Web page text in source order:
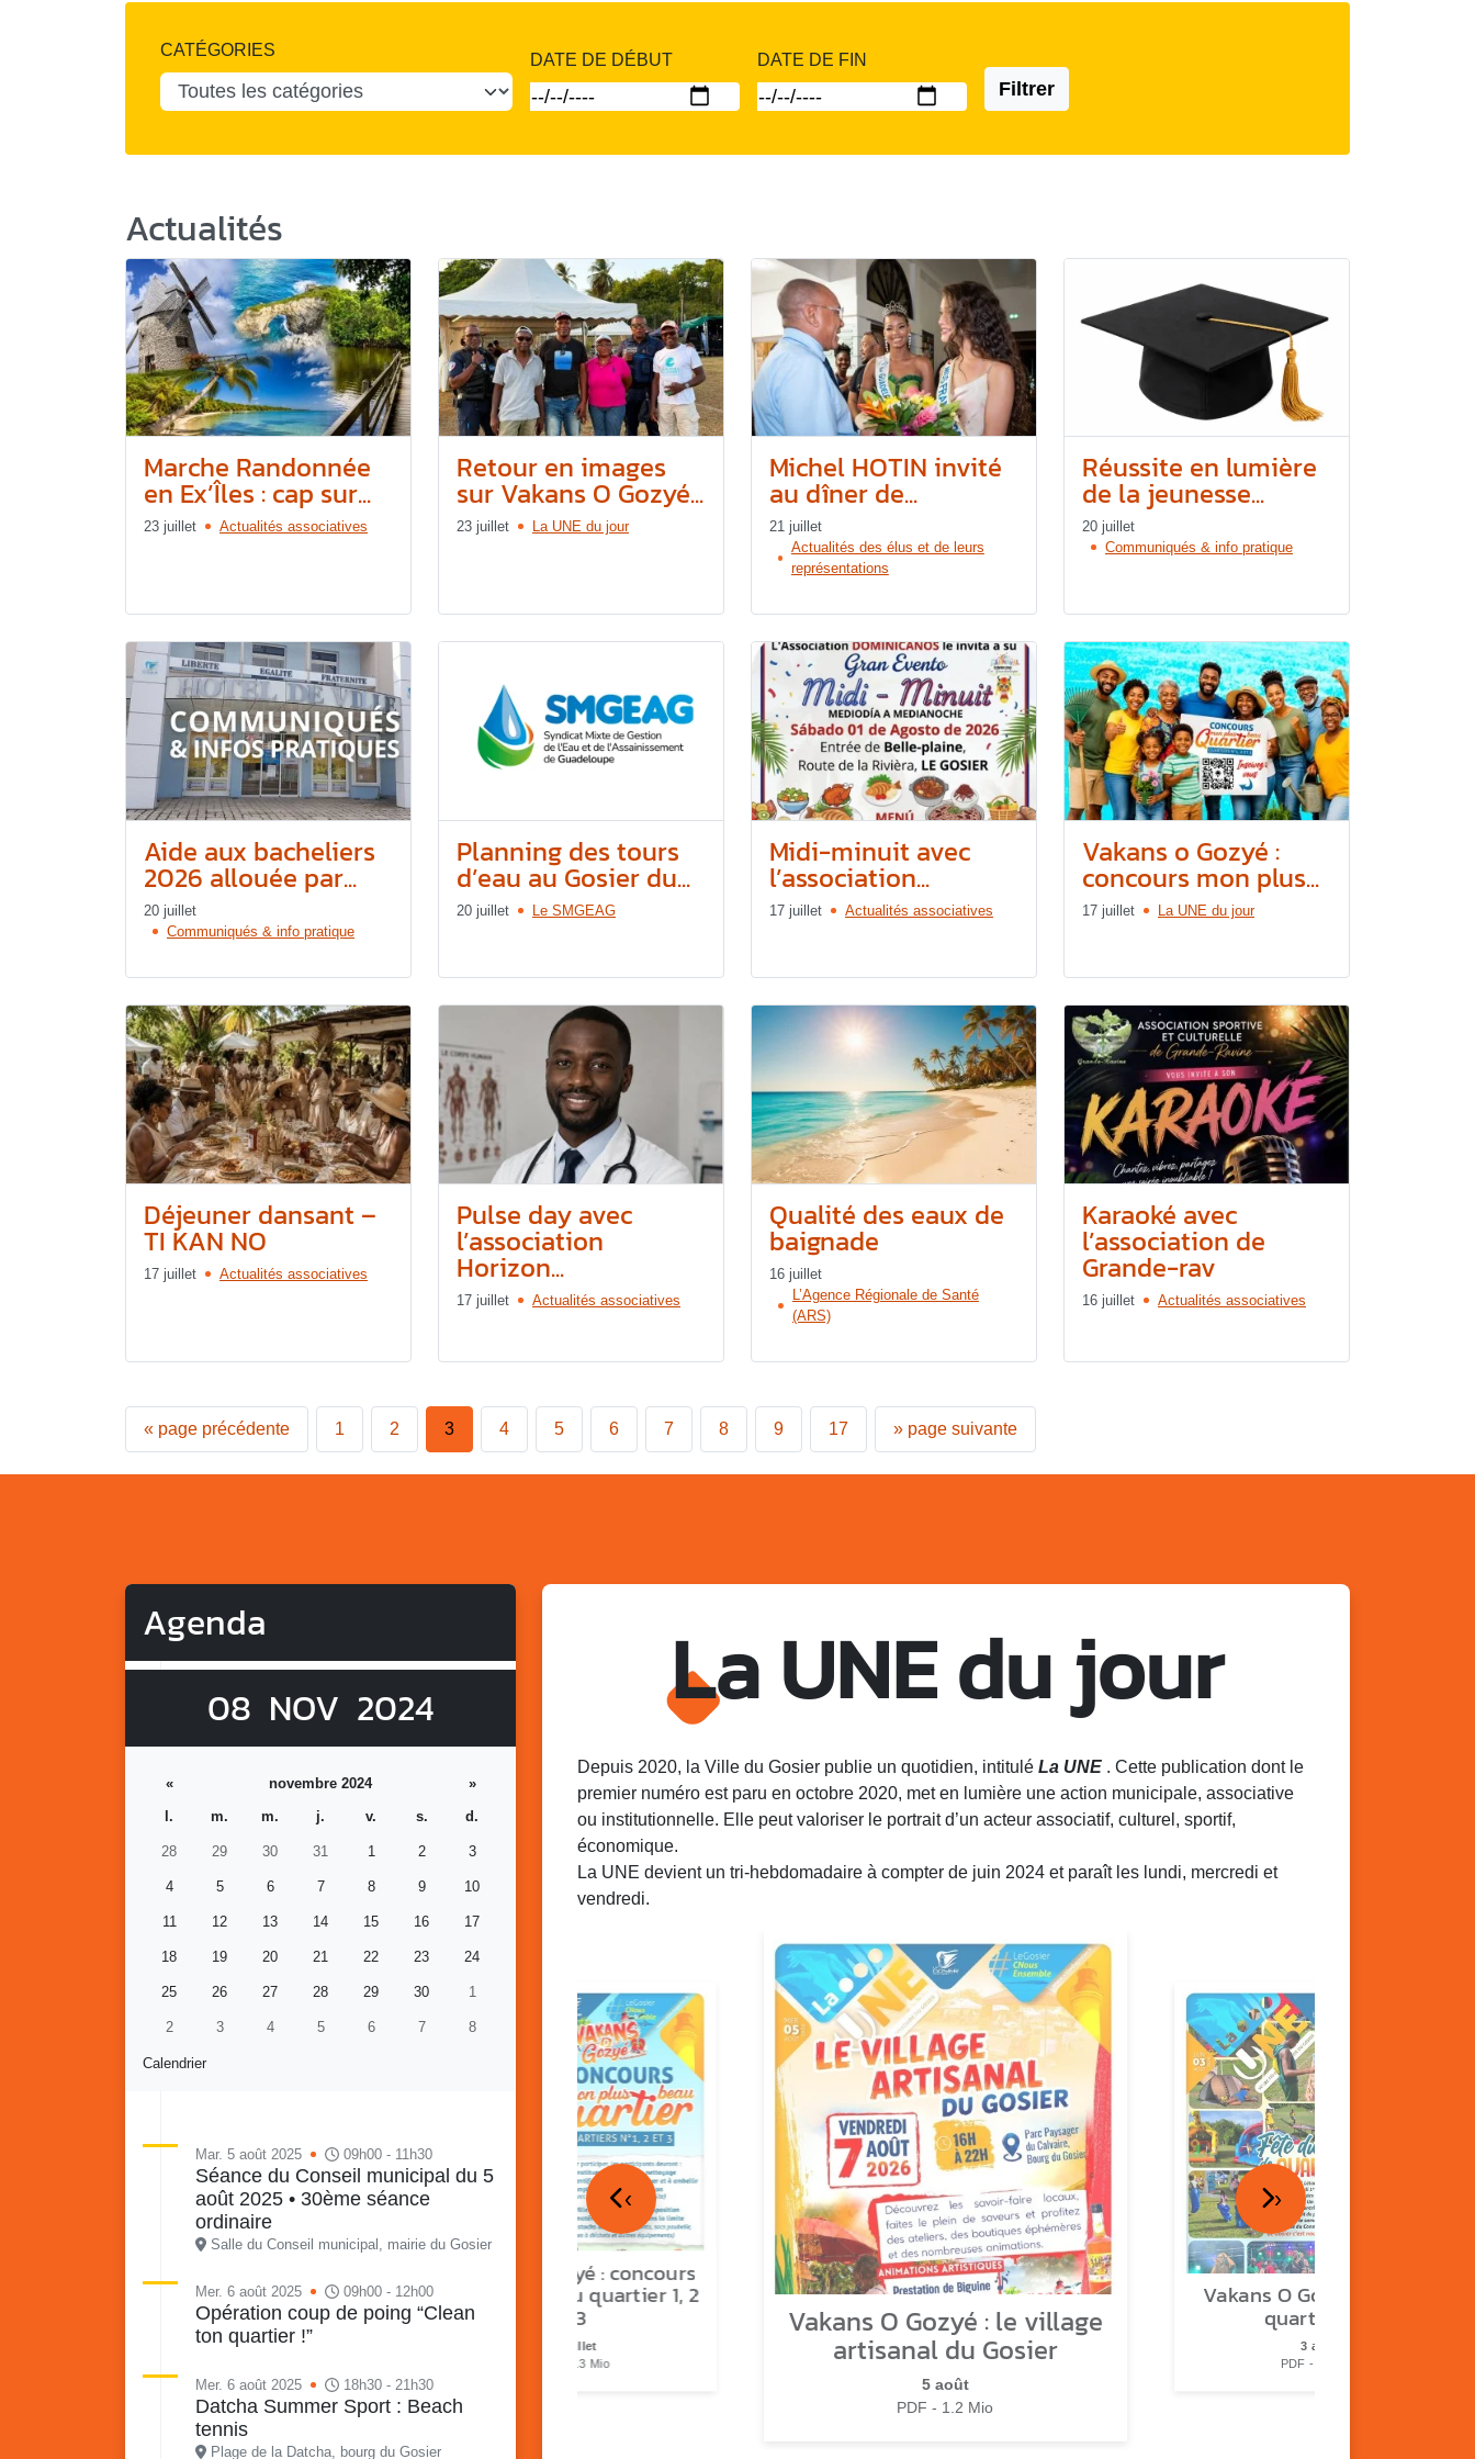
CATÉGORIES
DATE DE DÉBUT DATE DE FIN
Filtrer
Actualités
Marche Randonnée
en Ex’Îles : cap sur...
23 juillet Actualités associatives
Retour en images
sur Vakans O Gozyé...
23 juillet La UNE du jour
Michel HOTIN invité
au dîner de...
21 juillet
Actualités des élus et de leurs
représentations
Réussite en lumière
de la jeunesse...
20 juillet
Communiqués & info pratique
Aide aux bacheliers
2026 allouée par...
20 juillet
Communiqués & info pratique
Planning des tours
d’eau au Gosier du...
20 juillet Le SMGEAG
Midi-minuit avec
l’association...
17 juillet Actualités associatives
Vakans o Gozyé :
concours mon plus...
17 juillet La UNE du jour
Déjeuner dansant –
TI KAN NO
17 juillet Actualités associatives
Pulse day avec
l’association
Horizon...
17 juillet Actualités associatives
Qualité des eaux de
baignade
16 juillet
L’Agence Régionale de Santé
(ARS)
Karaoké avec
l’association de
Grande-rav
16 juillet Actualités associatives
« page précédente 1 2 3 4 5 6 7 8 9 17 » page suivante
Agenda
08 NOV 2024
Calendrier
« novembre 2024
»
l.
m. m. j. v. s. d.
28 29 30 31 1 2 3
4 5 6 7 8 9 10
11 12 13 14 15 16 17
18 19 20 21 22 23 24
25 26 27 28 29 30 1
2 3 4 5 6 7 8
Mar. 5 août 2025 09h00 - 11h30
Séance du Conseil municipal du 5
août 2025 • 30ème séance
ordinaire
Salle du Conseil municipal, mairie du Gosier
Mer. 6 août 2025 09h00 - 12h00
Opération coup de poing “Clean
ton quartier !”
Mer. 6 août 2025 18h30 - 21h30
Datcha Summer Sport : Beach
tennis
Plage de la Datcha, bourg du Gosier
La UNE du jour
Depuis 2020, la Ville du Gosier publie un quotidien, intitulé La UNE . Cette publication dont le
premier numéro est paru en octobre 2020, met en lumière une action municipale, associative
ou institutionnelle. Elle peut valoriser le portrait d’un acteur associatif, culturel, sportif,
économique.
La UNE devient un tri-hebdomadaire à compter de juin 2024 et paraît les lundi, mercredi et
vendredi.
Retour en images sur
Vakans O Gozyé animations
du samedi 18 juillet : Partir
quartier n°3, Gosier beach
summer volley
23 juillet
Vakans o Gozyé : concours
mon plus beau quartier 1, 2
& 3
17 juillet
PDF - 1.3 Mio
Vakans O Gozyé : le village
artisanal du Gosier
5 août
PDF - 1.2 Mio
Vakans O Gozyé : fête de
quartier n°2
3 août
PDF - 2.3 Mio
‹ ›